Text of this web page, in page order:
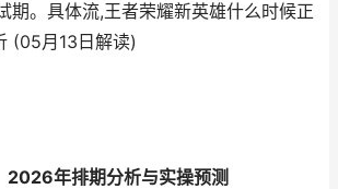
期。具体流,王者荣耀新英雄什么时候正
(05月13日解读)
2026年排期分析与实操预测